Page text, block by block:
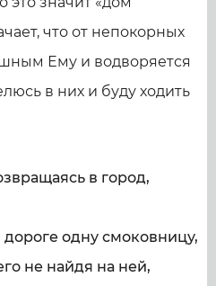
что от непокорных
Ему и водворяется
в них и буду ходить
в город,
одну смоковницу,
не найдя на ней,